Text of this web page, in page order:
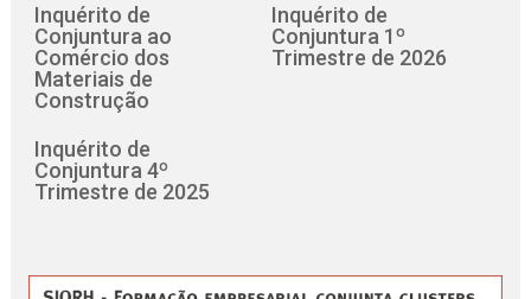
Inquérito de
Conjuntura ao
Comércio dos
Materiais de
Construção
Inquérito de
Conjuntura 1º
Trimestre de 2026
Inquérito de
Conjuntura 4º
Trimestre de 2025